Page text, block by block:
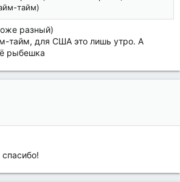
тайм)
разный)
тайм, для США это лишь утро. А
рыбешка